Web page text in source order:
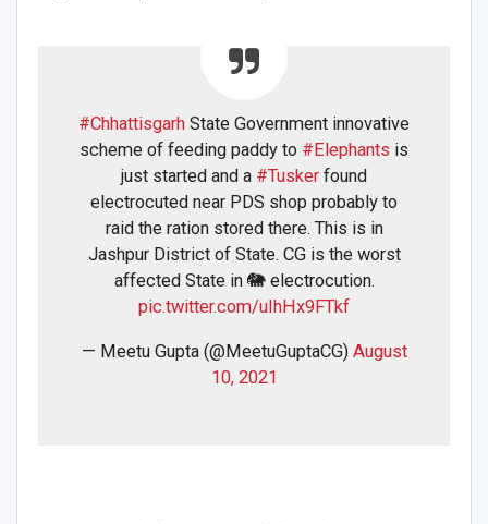
#Chhattisgarh State Government innovative
scheme of feeding paddy to #Elephants is
just started and a #Tusker found
electrocuted near PDS shop probably to
raid the ration stored there. This is in
Jashpur District of State. CG is the worst
affected State in 🐘 electrocution.
pic.twitter.com/uIhHx9FTkf
— Meetu Gupta (@MeetuGuptaCG) August
10, 2021